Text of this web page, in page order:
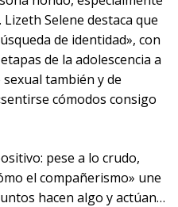
Selene destaca que
de identidad», con
de la adolescencia a
también y de
cómodos consigo
pese a lo crudo,
el compañerismo» une
hacen algo y actúan…